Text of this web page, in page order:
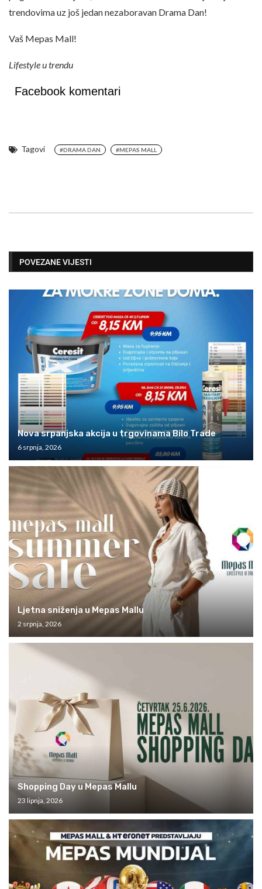
trendovima uz još jedan nezaboravan Drama Dan!
Vaš Mepas Mall!
Lifestyle u trendu
Facebook komentari
Tagovi #DRAMA DAN #MEPAS MALL
POVEZANE VIJESTI
Nova srpanjska akcija u trgovinama Bilo Trade
6 srpnja, 2026
Ljetna sniženja u Mepas Mallu
2 srpnja, 2026
Shopping Day u Mepas Mallu
23 lipnja, 2026